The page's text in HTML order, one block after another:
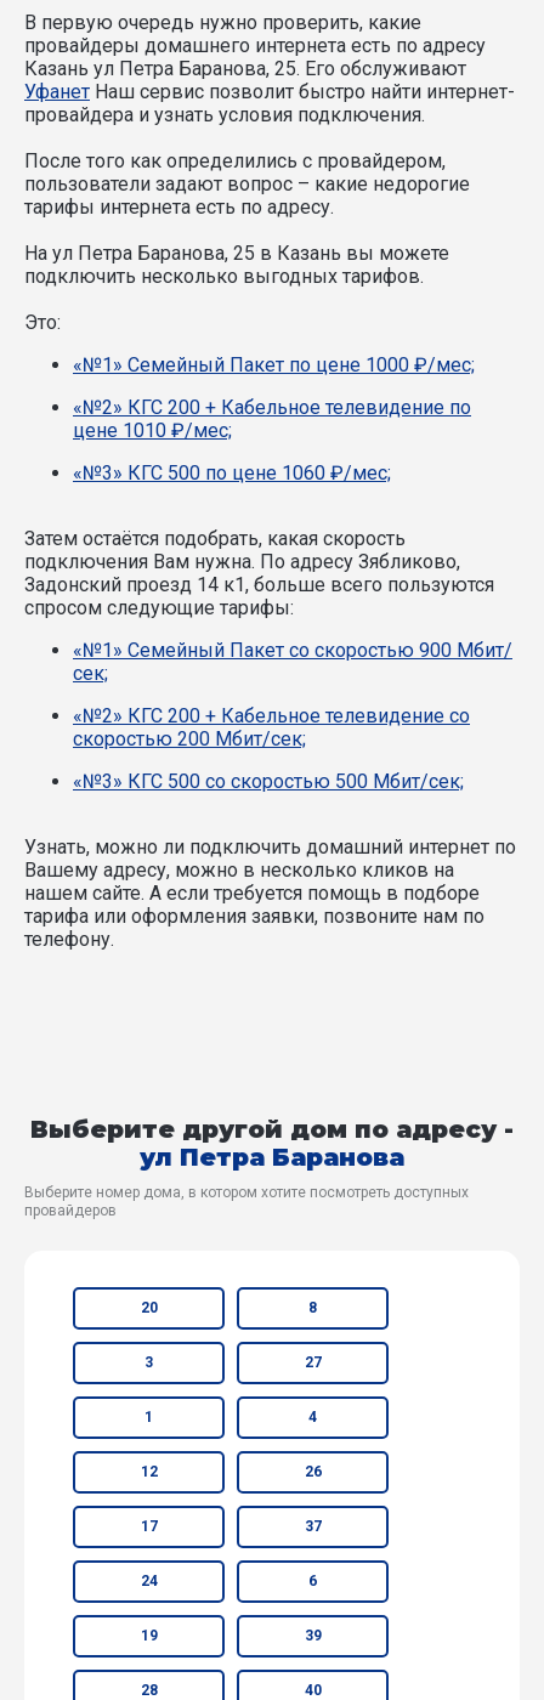
В первую очередь нужно проверить, какие
провайдеры домашнего интернета есть по адресу
Казань ул Петра Баранова, 25. Его обслуживают
Уфанет Наш сервис позволит быстро найти интернет-
провайдера и узнать условия подключения.
После того как определились с провайдером,
пользователи задают вопрос – какие недорогие
тарифы интернета есть по адресу.
На ул Петра Баранова, 25 в Казань вы можете
подключить несколько выгодных тарифов.
Это:
«№1» Семейный Пакет по цене 1000 ₽/мес;
«№2» КГС 200 + Кабельное телевидение по
цене 1010 ₽/мес;
«№3» КГС 500 по цене 1060 ₽/мес;
Затем остаётся подобрать, какая скорость
подключения Вам нужна. По адресу Зябликово,
Задонский проезд 14 к1, больше всего пользуются
спросом следующие тарифы:
«№1» Семейный Пакет со скоростью 900 Мбит/
сек;
«№2» КГС 200 + Кабельное телевидение со
скоростью 200 Мбит/сек;
«№3» КГС 500 со скоростью 500 Мбит/сек;
Узнать, можно ли подключить домашний интернет по
Вашему адресу, можно в несколько кликов на
нашем сайте. А если требуется помощь в подборе
тарифа или оформления заявки, позвоните нам по
телефону.
Выберите другой дом по адресу -
ул Петра Баранова
Выберите номер дома, в котором хотите посмотреть доступных
провайдеров
20 8
3 27
1 4
12 26
17 37
24 6
19 39
28 40